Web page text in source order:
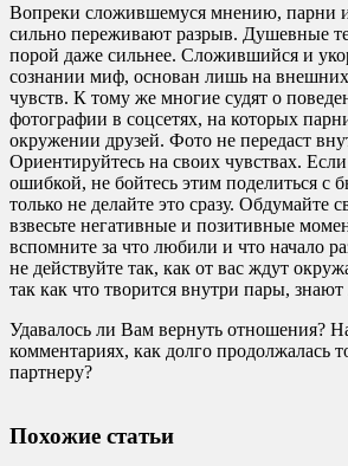
Вопреки сложившемуся мнению, парни
сильно переживают разрыв. Душевные
порой даже сильнее. Сложившийся и
сознании миф, основан лишь на
чувств. К тому же многие судят о
фотографии в соцсетях, на которых
окружении друзей. Фото не передаст
Ориентируйтесь на своих чувствах.
ошибкой, не бойтесь этим поделиться с
только не делайте это сразу. Обдумайте
взвесьте негативные и позитивные
вспомните за что любили и что начало
не действуйте так, как от вас ждут
так как что творится внутри пары,
Удавалось ли Вам вернуть отношения?
комментариях, как долго продолжалась
партнеру?
Похожие статьи